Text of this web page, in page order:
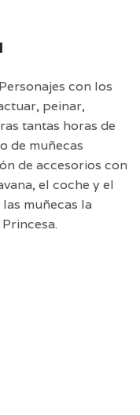
con los
peinar,
tantas horas de
de muñecas
de accesorios con
el coche y el
muñecas la